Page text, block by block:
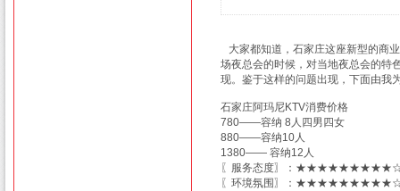
大家都知道，石家庄这座新型的商
场夜总会的时候，对当地夜总会的特
现。鉴于这样的问题出现，下面由我
石家庄阿玛尼KTV消费价格
780——容纳 8人四男四女
880——容纳10人
1380—— 容纳12人
〖服务态度〗：
〖环境氛围〗：